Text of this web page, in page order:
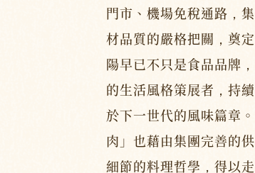
門市、機場免稅通路，
材品質的嚴格把關，奠
陽早已不只是食品品牌
的生活風格策展者，持
於下一世代的風味篇章
肉」也藉由集團完善的
細節的料理哲學，得以